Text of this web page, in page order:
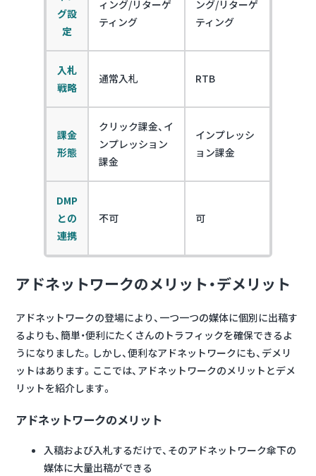
グ設
定
ィング/リターゲ
ティング
ング/リターゲ
ティング
入札
戦略
通常入札 RTB
課金
形態
クリック課金、イ
ンプレッション
課金
インプレッシ
ョン課金
DMP
との
連携
不可 可
アドネットワークのメリット・デメリット
アドネットワークの登場により、一つ一つの媒体に個別に出稿す
るよりも、簡単・便利にたくさんのトラフィックを確保できるよ
うになりました。しかし、便利なアドネットワークにも、デメリ
ットはあります。ここでは、アドネットワークのメリットとデメ
リットを紹介します。
アドネットワークのメリット
入稿および入札するだけで、そのアドネットワーク傘下の
媒体に大量出稿ができる